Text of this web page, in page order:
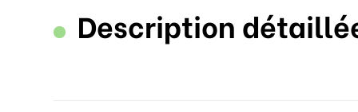
Description